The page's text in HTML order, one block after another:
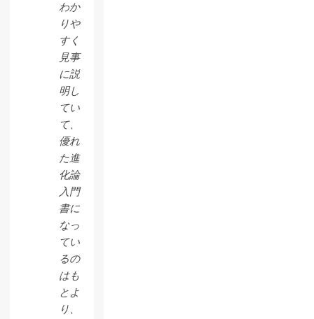
わか
りや
すく
見事
に説
明し
てい
て、
優れ
た進
化論
入門
書に
なっ
てい
るの
はも
とよ
り、